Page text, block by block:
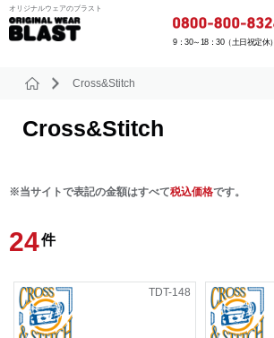
オリジナルウェアのブラスト
9：30～18：30（土日祝定休）
Cross&Stitch
Cross&Stitch
※当サイトで表記の金額はすべて税込価格です。
24件
TDT-148